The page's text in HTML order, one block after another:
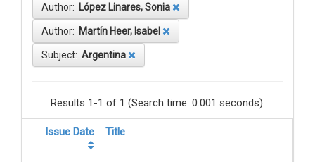
Author: López Linares, Sonia
Author: Martín Heer, Isabel
Subject: Argentina
Results 1-1 of 1 (Search time: 0.001 seconds).
Issue Date Title